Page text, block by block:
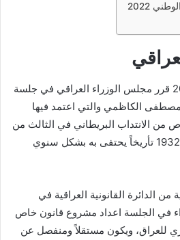
2022
في الاول من ايلول عام 2019 قرر مجلس الوزراء العراقي في جلسة
الكاظمي والتي اعتمد فيها
من الانتداب البريطاني في الثالث من
شهر تشرين الاول من العام 1932 تأريخاً يحتفى به بشكل سنوي
الدائرة القانونية العراقية في
في الجلسة اعداد مشروع قانون خاص
للعراق، ويكون مستقلاً ومنفصل عن